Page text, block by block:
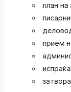
план на
прием